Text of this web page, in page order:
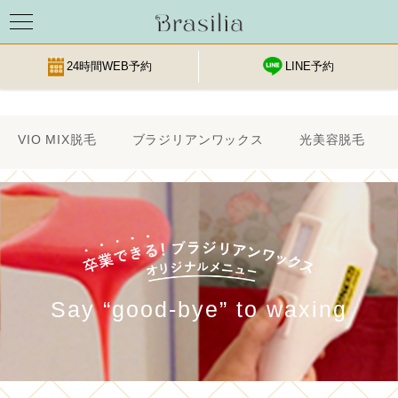
content
24時間WEB予約 LINE予約
VIO MIX脱毛 ブラジリアンワックス 光美容脱毛
Say “good-bye” to waxing